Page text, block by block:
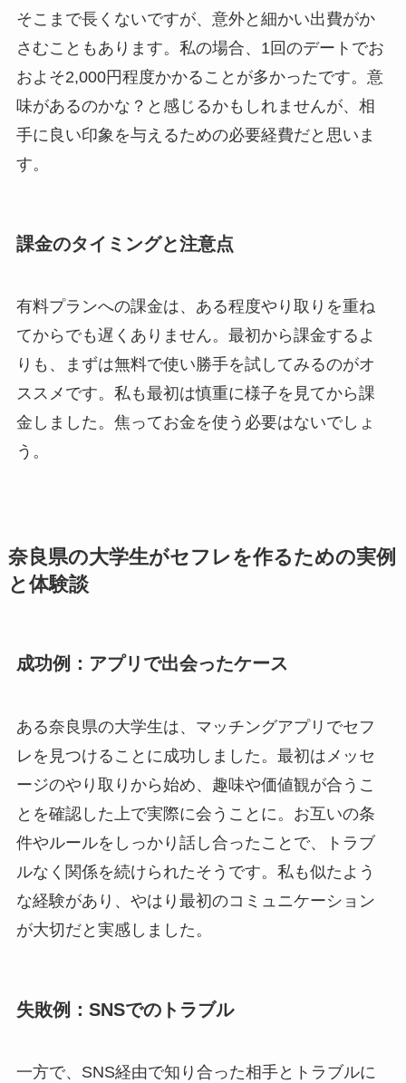
そこまで長くないですが、意外と細かい出費がか
さむこともあります。私の場合、1回のデートでお
およそ2,000円程度かかることが多かったです。意
味があるのかな？と感じるかもしれませんが、相
手に良い印象を与えるための必要経費だと思いま
す。
課金のタイミングと注意点
有料プランへの課金は、ある程度やり取りを重ね
てからでも遅くありません。最初から課金するよ
りも、まずは無料で使い勝手を試してみるのがオ
ススメです。私も最初は慎重に様子を見てから課
金しました。焦ってお金を使う必要はないでしょ
う。
奈良県の大学生がセフレを作るための実例
と体験談
成功例：アプリで出会ったケース
ある奈良県の大学生は、マッチングアプリでセフ
レを見つけることに成功しました。最初はメッセ
ージのやり取りから始め、趣味や価値観が合うこ
とを確認した上で実際に会うことに。お互いの条
件やルールをしっかり話し合ったことで、トラブ
ルなく関係を続けられたそうです。私も似たよう
な経験があり、やはり最初のコミュニケーション
が大切だと実感しました。
失敗例：SNSでのトラブル
一方で、SNS経由で知り合った相手とトラブルに